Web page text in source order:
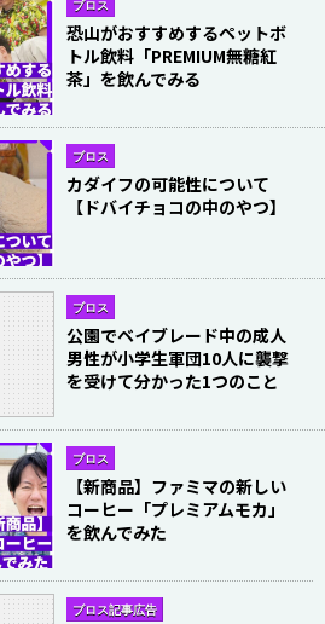
ブロス
恐山がおすすめするペットボ
トル飲料「PREMIUM無糖紅
茶」を飲んでみる
ブロス
カダイフの可能性について
【ドバイチョコの中のやつ】
ブロス
公園でベイブレード中の成人
男性が小学生軍団10人に襲撃
を受けて分かった1つのこと
ブロス
【新商品】ファミマの新しい
コーヒー「プレミアムモカ」
を飲んでみた
ブロス記事広告